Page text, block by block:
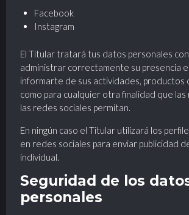
Facebook
Instagram
El Titular tratará tus datos personales
administrar correctamente su presencia
informarte de sus actividades, productos
como para cualquier otra finalidad que
las redes sociales permitan.
En ningún caso el Titular utilizará los
en redes sociales para enviar publicidad
individual.
Seguridad de los
personales